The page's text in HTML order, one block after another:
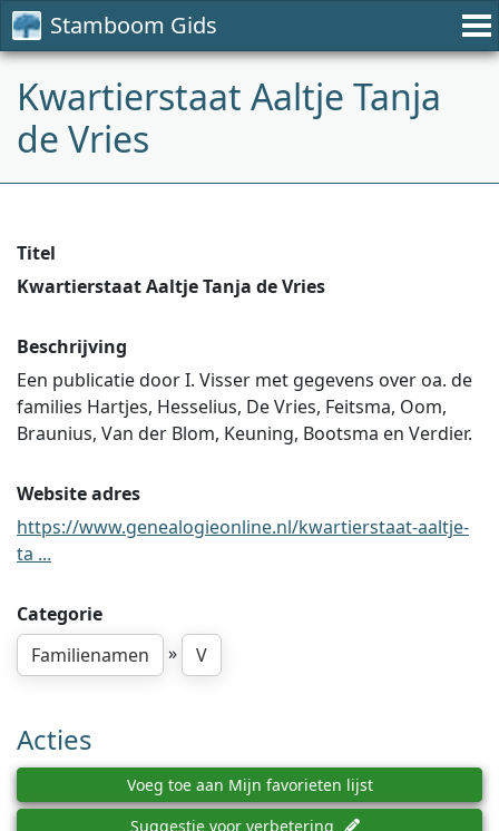
Stamboom Gids
Kwartierstaat Aaltje Tanja
de Vries
Titel
Kwartierstaat Aaltje Tanja de Vries
Beschrijving
Een publicatie door I. Visser met gegevens over oa. de
families Hartjes, Hesselius, De Vries, Feitsma, Oom,
Braunius, Van der Blom, Keuning, Bootsma en Verdier.
Website adres
https://www.genealogieonline.nl/kwartierstaat-aaltje-
ta ...
Categorie
Familienamen
» V
Acties
Voeg toe aan Mijn favorieten lijst
Suggestie voor verbetering